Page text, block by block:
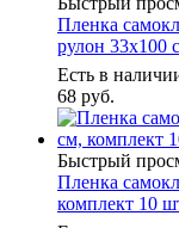
Пленка
рулон
Есть в
68 руб.
Быстрый
Пленка
комплект 10